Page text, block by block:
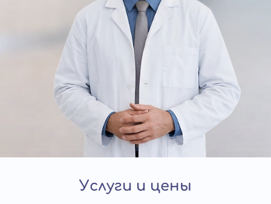
Услуги и цены